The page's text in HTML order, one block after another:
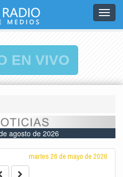
EN VIVO
agosto de 2026
martes 26 de mayo de 2026